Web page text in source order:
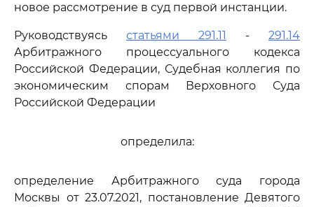
новое рассмотрение в суд первой инстанции.
Руководствуясь статьями 291.11 - 291.14
Арбитражного процессуального кодекса
Российской Федерации, Судебная коллегия по
экономическим спорам Верховного Суда
Российской Федерации
определила:
определение Арбитражного суда города
Москвы от 23.07.2021, постановление Девятого